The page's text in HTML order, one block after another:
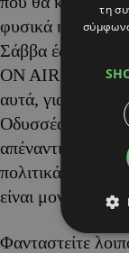
φυσικά η
Σάββα έδειξε
ON AIR και ο
αυτά, για ένα
Οδυσσέας αυτό-
απέναντι στους
πολιτικά ισχυρή
είναι
Φανταστείτε
τη